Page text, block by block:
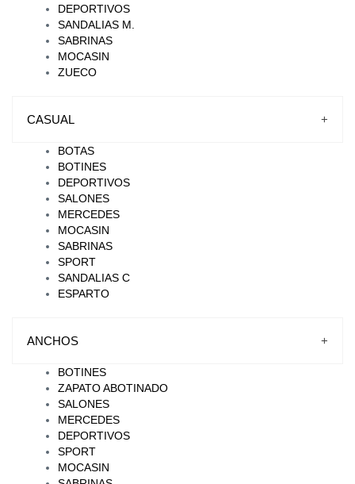
DEPORTIVOS
SANDALIAS M.
SABRINAS
MOCASIN
ZUECO
CASUAL +
BOTAS
BOTINES
DEPORTIVOS
SALONES
MERCEDES
MOCASIN
SABRINAS
SPORT
SANDALIAS C
ESPARTO
ANCHOS +
BOTINES
ZAPATO ABOTINADO
SALONES
MERCEDES
DEPORTIVOS
SPORT
MOCASIN